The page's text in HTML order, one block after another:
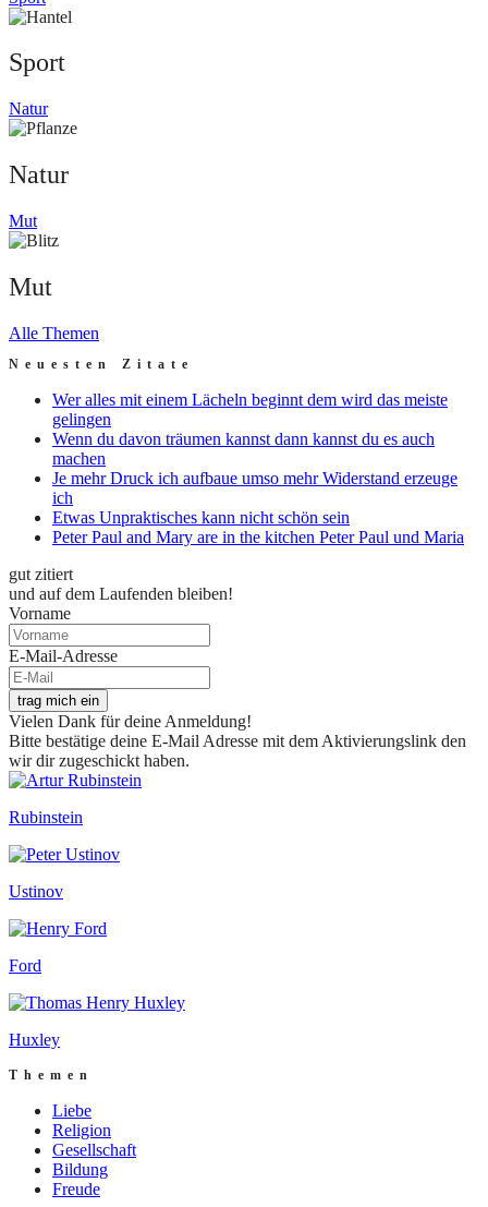
Sport
Natur
Natur
Mut
Mut
Alle Themen
Neuesten Zitate
Wer alles mit einem Lächeln beginnt dem wird das meiste
gelingen
Wenn du davon träumen kannst dann kannst du es auch
machen
Je mehr Druck ich aufbaue umso mehr Widerstand erzeuge
ich
Etwas Unpraktisches kann nicht schön sein
Peter Paul and Mary are in the kitchen Peter Paul und Maria
gut zitiert
und auf dem Laufenden bleiben!
Vorname
E-Mail-Adresse
trag mich ein
Vielen Dank für deine Anmeldung!
Bitte bestätige deine E-Mail Adresse mit dem Aktivierungslink den
wir dir zugeschickt haben.
Rubinstein
Ustinov
Ford
Huxley
Themen
Liebe
Religion
Gesellschaft
Bildung
Freude